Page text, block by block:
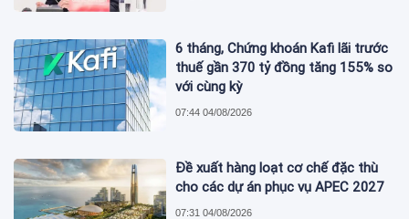
6 tháng, Chứng khoán Kafi lãi trước
thuế gần 370 tỷ đồng tăng 155% so
với cùng kỳ
07:44 04/08/2026
Đề xuất hàng loạt cơ chế đặc thù
cho các dự án phục vụ APEC 2027
07:31 04/08/2026